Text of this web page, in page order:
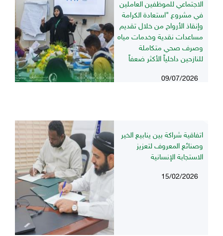
الاجتماعي للموظفين العاملين
في مشروع "استعادة الكرامة
وإنقاذ الأرواح من خلال تقديم
مساعدات نقدية وخدمات مياه
وصرف صحي متكاملة
للنازحين داخلياً الأكثر ضعفاً
09/07/2026
اتفاقية شراكة بين ينابيع الخير
وصنائع المعروف لتعزيز
الاستجابة الإنسانية
15/02/2026